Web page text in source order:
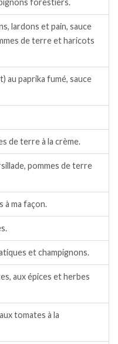
lardons et pain, sauce
de terre et haricots
au paprika fumé, sauce
de terre à la crème.
pommes de terre
à ma façon.
et champignons.
aux épices et herbes
tomates à la